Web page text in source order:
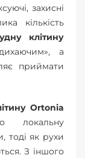
захисні
кількість
клітину
а
приймати
Ortonia
локальну
тоді як рухи
З іншого